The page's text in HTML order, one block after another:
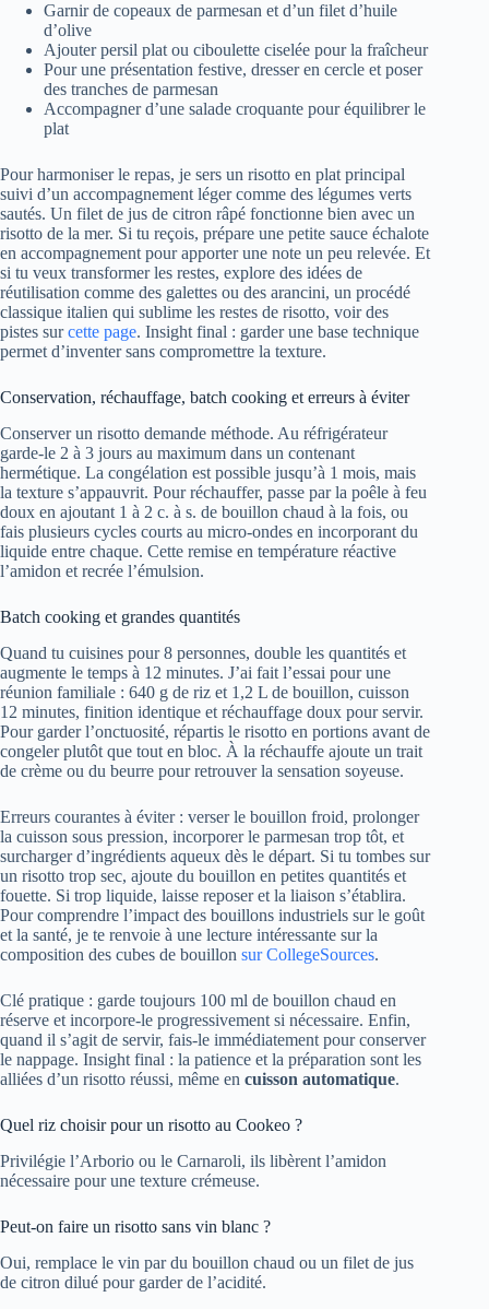
Garnir de copeaux de parmesan et d’un filet d’huile
d’olive
Ajouter persil plat ou ciboulette ciselée pour la fraîcheur
Pour une présentation festive, dresser en cercle et poser
des tranches de parmesan
Accompagner d’une salade croquante pour équilibrer le
plat
Pour harmoniser le repas, je sers un risotto en plat principal
suivi d’un accompagnement léger comme des légumes verts
sautés. Un filet de jus de citron râpé fonctionne bien avec un
risotto de la mer. Si tu reçois, prépare une petite sauce échalote
en accompagnement pour apporter une note un peu relevée. Et
si tu veux transformer les restes, explore des idées de
réutilisation comme des galettes ou des arancini, un procédé
classique italien qui sublime les restes de risotto, voir des
pistes surcette page. Insight final : garder une base technique
permet d’inventer sans compromettre la texture.
Conservation, réchauffage, batch cooking et erreurs à éviter
Conserver un risotto demande méthode. Au réfrigérateur
garde-le 2 à 3 jours au maximum dans un contenant
hermétique. La congélation est possible jusqu’à 1 mois, mais
la texture s’appauvrit. Pour réchauffer, passe par la poêle à feu
doux en ajoutant 1 à 2 c. à s. de bouillon chaud à la fois, ou
fais plusieurs cycles courts au micro-ondes en incorporant du
liquide entre chaque. Cette remise en température réactive
l’amidon et recrée l’émulsion.
Batch cooking et grandes quantités
Quand tu cuisines pour 8 personnes, double les quantités et
augmente le temps à 12 minutes. J’ai fait l’essai pour une
réunion familiale : 640 g de riz et 1,2 L de bouillon, cuisson
12 minutes, finition identique et réchauffage doux pour servir.
Pour garder l’onctuosité, répartis le risotto en portions avant de
congeler plutôt que tout en bloc. À la réchauffe ajoute un trait
de crème ou du beurre pour retrouver la sensation soyeuse.
Erreurs courantes à éviter : verser le bouillon froid, prolonger
la cuisson sous pression, incorporer le parmesan trop tôt, et
surcharger d’ingrédients aqueux dès le départ. Si tu tombes sur
un risotto trop sec, ajoute du bouillon en petites quantités et
fouette. Si trop liquide, laisse reposer et la liaison s’établira.
Pour comprendre l’impact des bouillons industriels sur le goût
et la santé, je te renvoie à une lecture intéressante sur la
composition des cubes de bouillon sur CollegeSources.
Clé pratique : garde toujours 100 ml de bouillon chaud en
réserve et incorpore-le progressivement si nécessaire. Enfin,
quand il s’agit de servir, fais-le immédiatement pour conserver
le nappage. Insight final : la patience et la préparation sont les
alliées d’un risotto réussi, même en cuisson automatique.
Quel riz choisir pour un risotto au Cookeo ?
Privilégie l’Arborio ou le Carnaroli, ils libèrent l’amidon
nécessaire pour une texture crémeuse.
Peut-on faire un risotto sans vin blanc ?
Oui, remplace le vin par du bouillon chaud ou un filet de jus
de citron dilué pour garder de l’acidité.